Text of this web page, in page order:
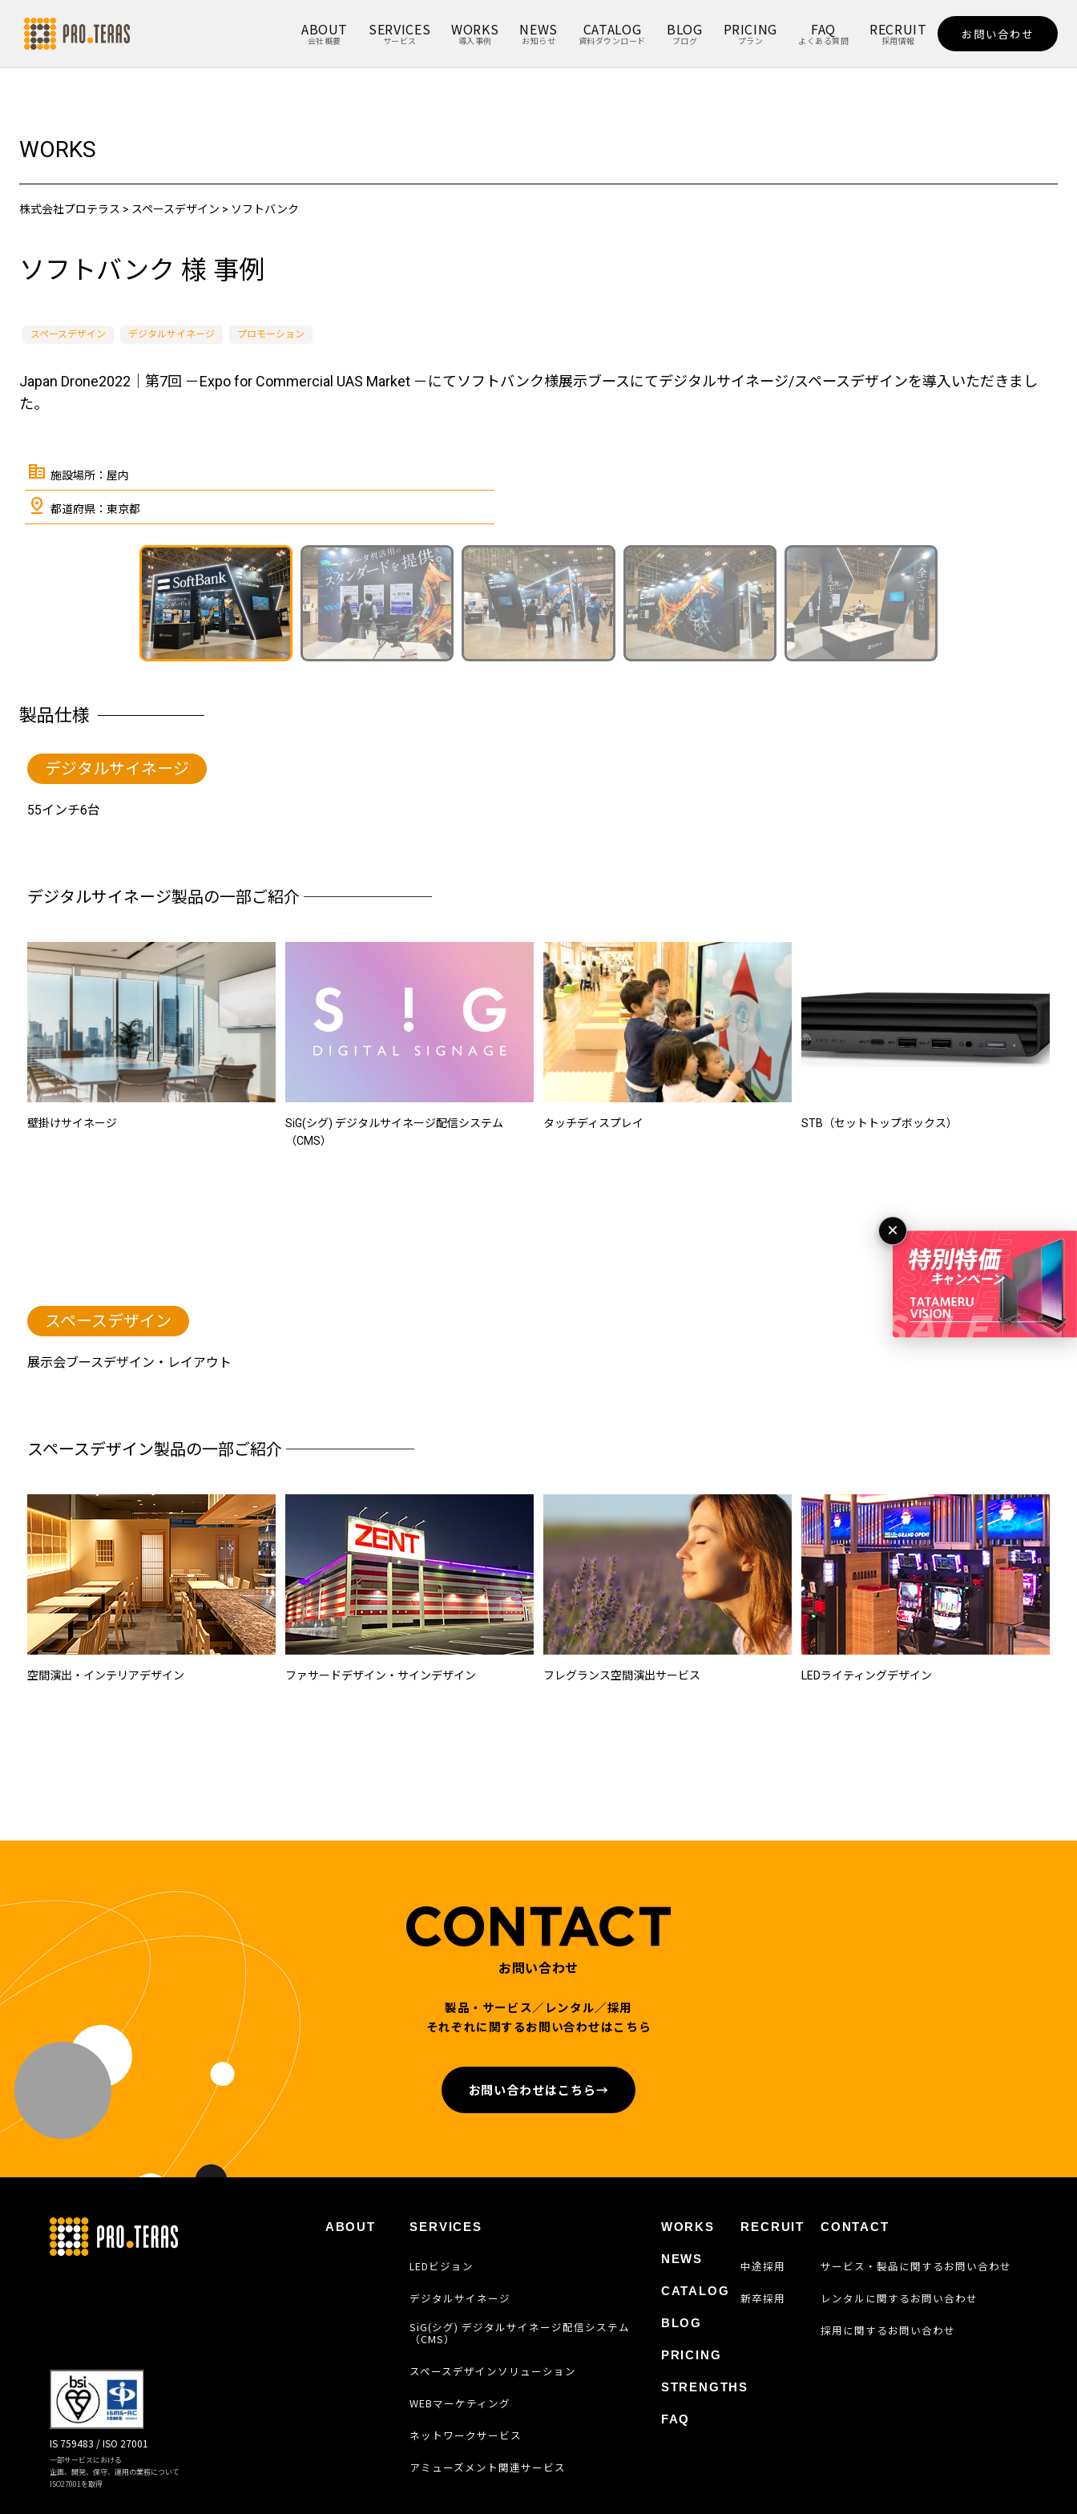
ABOUT
会社概要
SERVICES
サービス
WORKS
導入事例
NEWS
お知らせ
CATALOG
資料ダウンロード
BLOG
ブログ
PRICING
プラン
FAQ
よくある質問
RECRUIT
採用情報 お問い合わせ
WORKS
株式会社プロテラス > スペースデザイン > ソフトバンク
ソフトバンク 様 事例
スペースデザイン デジタルサイネージ プロモーション
Japan Drone2022｜第7回 －Expo for Commercial UAS Market －にてソフトバンク様展示ブースにてデジタルサイネージ/スペースデザインを導入いただきまし
た。
corporate_fare 施設場所：屋内
pin_drop 都道府県：東京都
製品仕様
デジタルサイネージ
55インチ6台
デジタルサイネージ製品の一部ご紹介 ────────
壁掛けサイネージ
SiG(シグ) デジタルサイネージ配信システム
（CMS）
タッチディスプレイ STB（セットトップボックス）
スペースデザイン
展示会ブースデザイン・レイアウト
スペースデザイン製品の一部ご紹介 ────────
空間演出・インテリアデザイン ファサードデザイン・サインデザイン フレグランス空間演出サービス LEDライティングデザイン
×
お問い合わせ
製品・サービス／レンタル／採用
それぞれに関するお問い合わせはこちら
お問い合わせはこちら→
IS 759483 / ISO 27001
一部サービスにおける
企画、開発、保守、運用の業務について
ISO27001を取得
ABOUT SERVICES
LEDビジョン
デジタルサイネージ
SiG(シグ) デジタルサイネージ配信システム
（CMS）
スペースデザインソリューション
WEBマーケティング
ネットワークサービス
アミューズメント関連サービス
WORKS
NEWS
CATALOG
BLOG
PRICING
STRENGTHS
FAQ
RECRUIT
中途採用
新卒採用
CONTACT
サービス・製品に関するお問い合わせ
レンタルに関するお問い合わせ
採用に関するお問い合わせ